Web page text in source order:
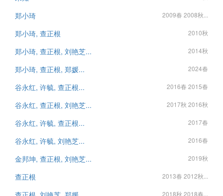
郑小琦 2009春 2008秋...
郑小琦, 查正根 2010秋
郑小琦, 查正根, 刘艳芝... 2014秋
郑小琦, 查正根, 郑媛... 2024春
谷永红, 许毓, 查正根... 2016春 2015春
谷永红, 查正根, 刘艳芝... 2017秋 2016秋
谷永红, 许毓, 查正根... 2017春
谷永红, 许毓, 刘艳芝... 2016春
金邦坤, 查正根, 刘艳芝... 2019秋
查正根 2013春 2012秋...
2018秋 2018春...